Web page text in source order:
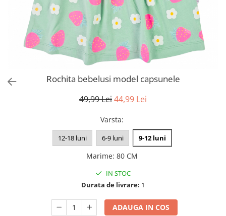
Rochita bebelusi model capsunele
49,99 Lei44,99 Lei
Varsta:
12-18 luni 6-9 luni 9-12 luni
Marime: 80 CM
IN STOC
Durata de livrare: 1
ADAUGA IN COS